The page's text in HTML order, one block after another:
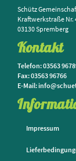
Schütz
Kraftwerkstraße Nr.
03130 Spremberg
Kontakt
Telefon: 03563
Fax: 03563 96766
E-Mail:
Impressum